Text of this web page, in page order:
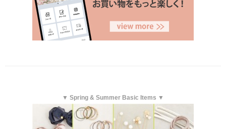
▼ Spring & Summer Basic Items ▼